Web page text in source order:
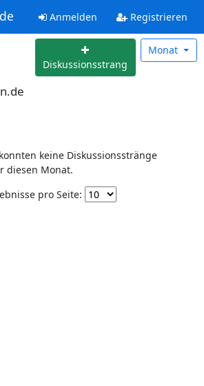
Anmelden Registrieren
Diskussionsstrang
Monat
keine Diskussionsstränge
diesen Monat.
pro Seite: